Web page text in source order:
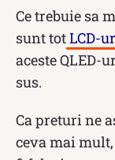
Ce trebuie sa
sunt totLCD-
aceste QLED-
sus.
Ca preturi ne
ceva mai